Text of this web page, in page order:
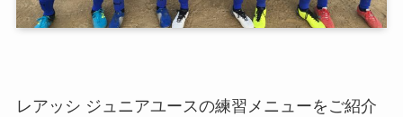
レアッシ ジュニアユースの練習メニューをご紹介